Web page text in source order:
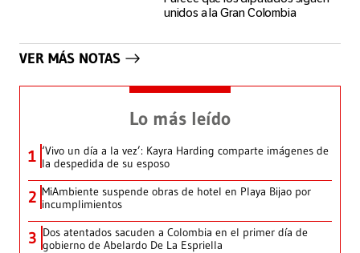
unidos a la Gran Colombia
VER MÁS NOTAS
Lo más leído
1 ‘Vivo un día a la vez’: Kayra Harding comparte imágenes de
la despedida de su esposo
2 MiAmbiente suspende obras de hotel en Playa Bijao por
incumplimientos
3 Dos atentados sacuden a Colombia en el primer día de
gobierno de Abelardo De La Espriella